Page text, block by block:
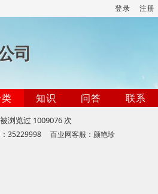
登录 注册
司
知识 问答 联系
浏览过 1009076 次
35229998 百业网客服：颜艳珍